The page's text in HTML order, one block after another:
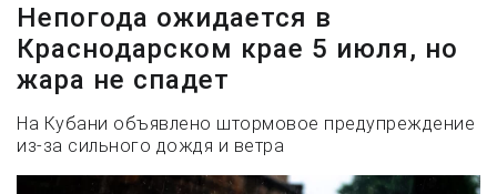
Непогода ожидается в
Краснодарском крае 5 июля, но
жара не спадет
На Кубани объявлено штормовое предупреждение
из-за сильного дождя и ветра